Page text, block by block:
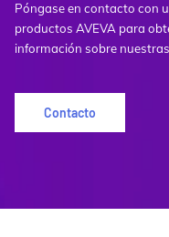
Póngase en contacto con
productos AVEVA para
información sobre
Contacto